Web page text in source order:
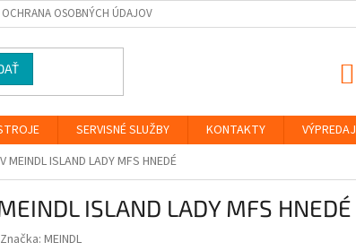
OCHRANA OSOBNÝCH ÚDAJOV
SERVISNÉ SLUŽBY KONTAKTY VÝPREDAJ
ISLAND LADY MFS HNEDÉ
ISLAND LADY MFS HNEDÉ
Značka:MEINDL